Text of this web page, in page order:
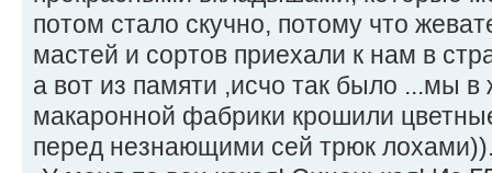
потом стало скучно, потому что
мастей и сортов приехали к нам в
а вот из памяти ,исчо так было ...мы в
макаронной фабрики крошили
перед незнающими сей трюк